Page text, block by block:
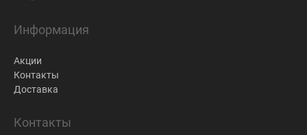
Информация
Акции
Контакты
Доставка
Контакты